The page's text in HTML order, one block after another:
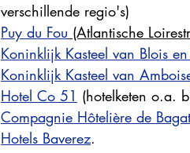
verschillende regio's)
Puy du Fou (Atlantische
Koninklijk Kasteel van Blois
Koninklijk Kasteel van
Hotel Co 51 (hotelketen o.a.
Compagnie Hôtelière de
Hotels Baverez.